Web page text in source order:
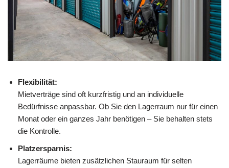
Flexibilität:
Mietverträge sind oft kurzfristig und an individuelle
Bedürfnisse anpassbar. Ob Sie den Lagerraum nur für einen
Monat oder ein ganzes Jahr benötigen – Sie behalten stets
die Kontrolle.
Platzersparnis:
Lagerräume bieten zusätzlichen Stauraum für selten